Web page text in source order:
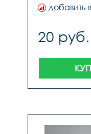
добавить
20 руб.